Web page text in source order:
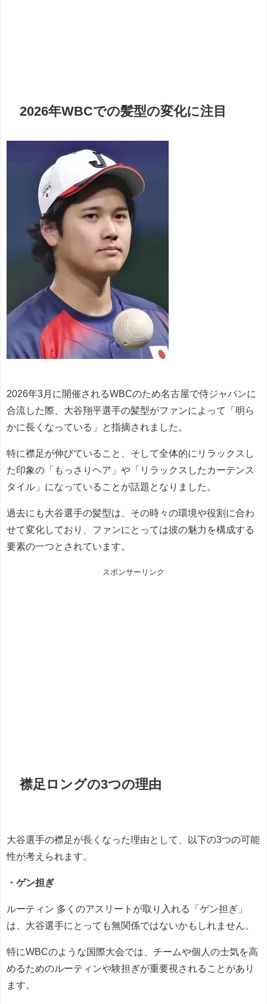
2026年WBCでの髪型の変化に注目
2026年3月に開催されるWBCのため名古屋で侍ジャパンに
合流した際、大谷翔平選手の髪型がファンによって「明ら
かに長くなっている」と指摘されました。
特に襟足が伸びていること、そして全体的にリラックスし
た印象の「もっさりヘア」や「リラックスしたカーテンス
タイル」になっていることが話題となりました。
過去にも大谷選手の髪型は、その時々の環境や役割に合わ
せて変化しており、ファンにとっては彼の魅力を構成する
要素の一つとされています。
スポンサーリンク
襟足ロングの3つの理由
大谷選手の襟足が長くなった理由として、以下の3つの可能
性が考えられます。
・ゲン担ぎ
ルーティン 多くのアスリートが取り入れる「ゲン担ぎ」
は、大谷選手にとっても無関係ではないかもしれません。
特にWBCのような国際大会では、チームや個人の士気を高
めるためのルーティンや験担ぎが重要視されることがあり
ます。